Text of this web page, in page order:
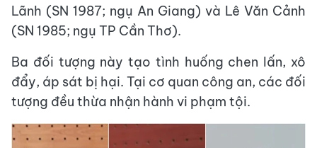
Lãnh (SN 1987; ngụ An Giang) và Lê Văn Cảnh
(SN 1985; ngụ TP Cần Thơ).
Ba đối tượng này tạo tình huống chen lấn, xô
đẩy, áp sát bị hại. Tại cơ quan công an, các đối
tượng đều thừa nhận hành vi phạm tội.